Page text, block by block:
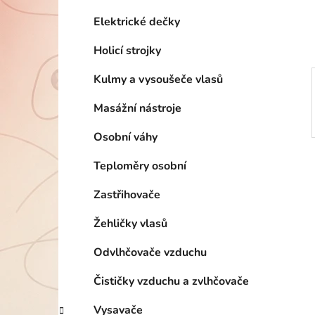
p
n
e
l
Elektrické dečky
Holicí strojky
Kulmy a vysoušeče vlasů
Masážní nástroje
Osobní váhy
Teploměry osobní
Zastřihovače
Žehličky vlasů
Odvlhčovače vzduchu
Čističky vzduchu a zvlhčovače
Vysavače